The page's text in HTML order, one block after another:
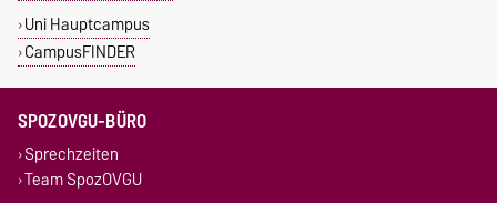
Uni Hauptcampus
CampusFINDER
SPOZOVGU-BÜRO
Sprechzeiten
Team SpozOVGU